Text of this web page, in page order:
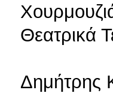
Θεατρικά
Δημήτρης